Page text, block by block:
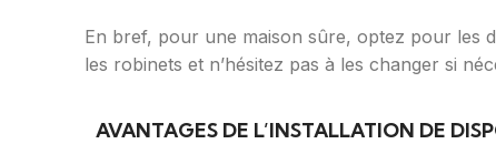
En bref, pour une maison sûre, optez pour les
les robinets et n’hésitez pas à les changer si
AVANTAGES DE L’INSTALLATION DE